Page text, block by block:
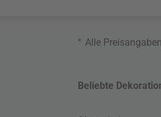
* Alle
Beliebte